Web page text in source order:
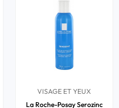
VISAGE ET YEUX
La Roche-Posay Serozinc